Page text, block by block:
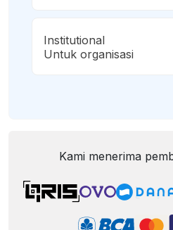
Institutional
Untuk organisasi
Kami menerima